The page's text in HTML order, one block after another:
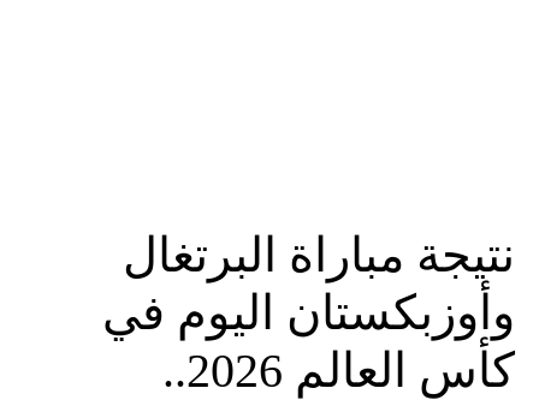
نتيجة مباراة البرتغال
وأوزبكستان اليوم في
كأس العالم 2026..